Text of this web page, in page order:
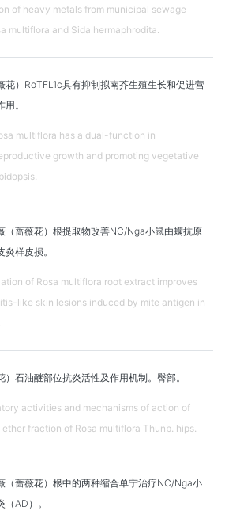
of heavy metals from municipal sewage
multiflora and Sida hermaphrodita.
花）RoTFL1c具有抑制拟南芥生殖生长和促进营
。
multiflora has a dual-function in
growth and promoting vegetative
（蔷薇花）根提取物改善NC/Nga小鼠由螨抗原
样皮损。
of Rosa multiflora root extract improves
like skin lesions induced by mite antigen in
）石油醚部位抗炎活性及作用机制。臀部。
activities and mechanisms of action of
fraction of Rosa multiflora Thunb. hips.
（蔷薇花）根中的两种缩合单宁治疗NC/Nga小
AD）。